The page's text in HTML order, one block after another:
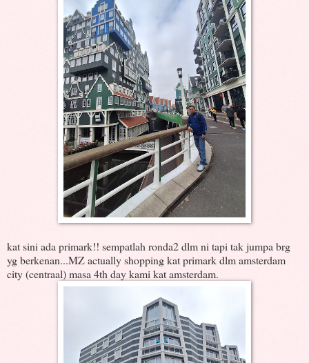
kat sini ada primark!! sempatlah ronda2 dlm ni tapi tak jumpa brg
yg berkenan...MZ actually shopping kat primark dlm amsterdam
city (centraal) masa 4th day kami kat amsterdam.